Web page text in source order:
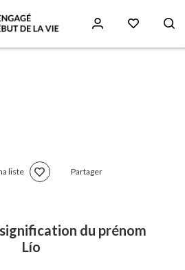
liste Partager
du prénom
Lío